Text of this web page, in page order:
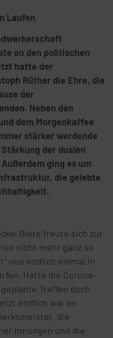
Laufen
an den politischen
hatte der
Rüther die Ehre, die
der
Neben den
dem Morgenkaffee
stärker werdende
der dualen
ging es um
die gelebte
Biere freute sich zur
nicht mehr ganz so
nun endlich einmal in
Hatte die Corona-
Treffen doch
endlich war es
die
Innungen und die